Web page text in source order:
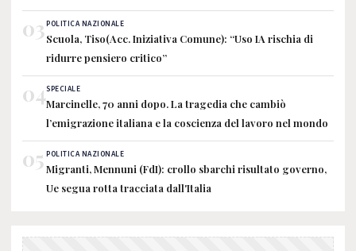
03POLITICA NAZIONALE
Scuola, Tiso(Acc. Iniziativa Comune): “Uso IA rischia di
ridurre pensiero critico”
04SPECIALE
Marcinelle, 70 anni dopo. La tragedia che cambiò
l’emigrazione italiana e la coscienza del lavoro nel mondo
05 POLITICA NAZIONALE
Migranti, Mennuni (FdI): crollo sbarchi risultato governo,
Ue segua rotta tracciata dall'Italia